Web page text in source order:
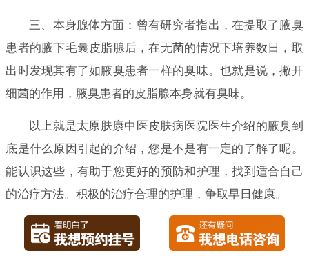
三、本身腺体方面：曾有研究者指出，在提取了腋臭
患者的腋下毛囊皮脂腺后，在无菌的情况下培养数日，取
出时发现其有了如腋臭患者一样的臭味。也就是说，撇开
细菌的作用，腋臭患者的皮脂腺本身就有臭味。
以上就是太原肤康中医皮肤病医院医生介绍的腋臭到
底是什么原因引起的介绍，您是不是有一定的了解了呢。
能认识这些，有助于您更好的预防和护理，找到适合自己
的治疗方法。积极的治疗合理的护理，争取早日健康。